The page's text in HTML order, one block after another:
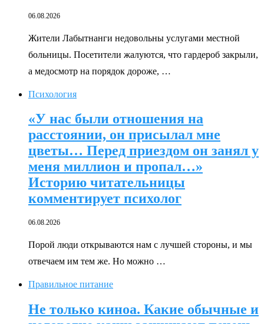
06.08.2026
Жители Лабытнанги недовольны услугами местной
больницы. Посетители жалуются, что гардероб закрыли,
а медосмотр на порядок дороже, …
Психология
«У нас были отношения на
расстоянии, он присылал мне
цветы… Перед приездом он занял у
меня миллион и пропал…»
Историю читательницы
комментирует психолог
06.08.2026
Порой люди открываются нам с лучшей стороны, и мы
отвечаем им тем же. Но можно …
Правильное питание
Не только киноа. Какие обычные и